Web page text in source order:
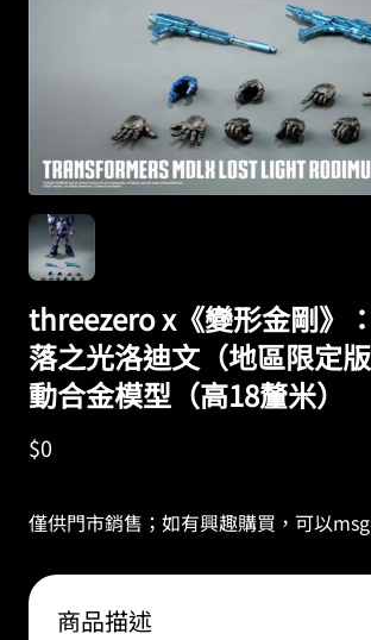
threezero x《變形金剛》
落之光洛迪文（地區限定
動合金模型（高18釐米）
$0
僅供門市銷售；如有興趣購買，可以
商品描述